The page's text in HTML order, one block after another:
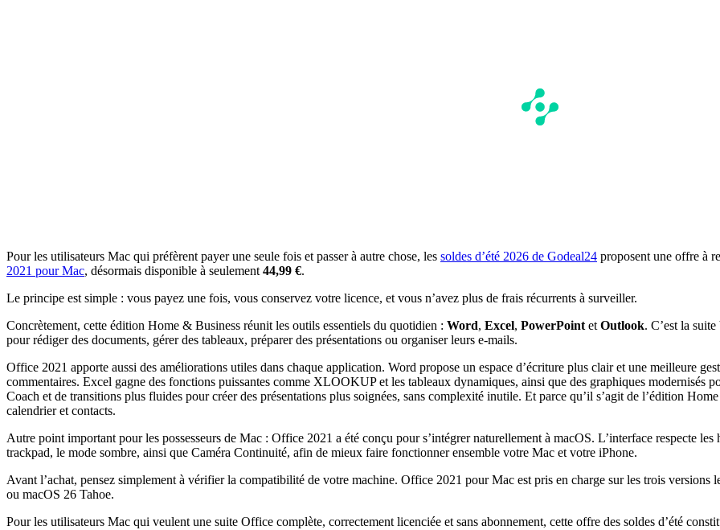
Pour les utilisateurs Mac qui préfèrent payer une seule fois et passer à autre chose, les soldes d’été 2026 de Godeal24 proposent une offre à
2021 pour Mac, désormais disponible à seulement 44,99 €.
Le principe est simple : vous payez une fois, vous conservez votre licence, et vous n’avez plus de frais récurrents à surveiller.
Concrètement, cette édition Home & Business réunit les outils essentiels du quotidien : Word, Excel, PowerPoint et Outlook. C’est la
pour rédiger des documents, gérer des tableaux, préparer des présentations ou organiser leurs e-mails.
Office 2021 apporte aussi des améliorations utiles dans chaque application. Word propose un espace d’écriture plus clair et une meilleure
commentaires. Excel gagne des fonctions puissantes comme XLOOKUP et les tableaux dynamiques, ainsi que des graphiques modernisés
Coach et de transitions plus fluides pour créer des présentations plus soignées, sans complexité inutile. Et parce qu’il s’agit de l’édition
calendrier et contacts.
Autre point important pour les possesseurs de Mac : Office 2021 a été conçu pour s’intégrer naturellement à macOS. L’interface respecte les
trackpad, le mode sombre, ainsi que Caméra Continuité, afin de mieux faire fonctionner ensemble votre Mac et votre iPhone.
Avant l’achat, pensez simplement à vérifier la compatibilité de votre machine. Office 2021 pour Mac est pris en charge sur les trois versions
ou macOS 26 Tahoe.
Pour les utilisateurs Mac qui veulent une suite Office complète, correctement licenciée et sans abonnement, cette offre des soldes d’été